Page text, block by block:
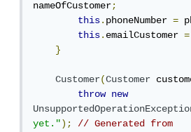
nameOfCustomer;
this.phoneNumber =
this.emailCustomer =
}
Customer(Customer
throw
new
yet.");
// Generated from